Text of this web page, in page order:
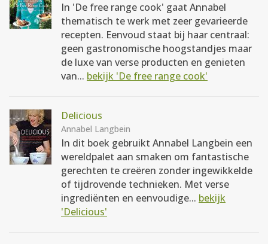
In 'De free range cook' gaat Annabel
thematisch te werk met zeer gevarieerde
recepten. Eenvoud staat bij haar centraal:
geen gastronomische hoogstandjes maar
de luxe van verse producten en genieten
van... bekijk 'De free range cook'
Delicious
Annabel Langbein
In dit boek gebruikt Annabel Langbein een
wereldpalet aan smaken om fantastische
gerechten te creëren zonder ingewikkelde
of tijdrovende technieken. Met verse
ingrediënten en eenvoudige... bekijk
'Delicious'